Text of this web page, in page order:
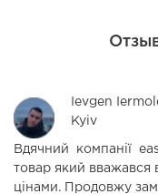
Ievgen
Kyiv
Вдячний компанії
товар який вважався
цінами. Продовжу